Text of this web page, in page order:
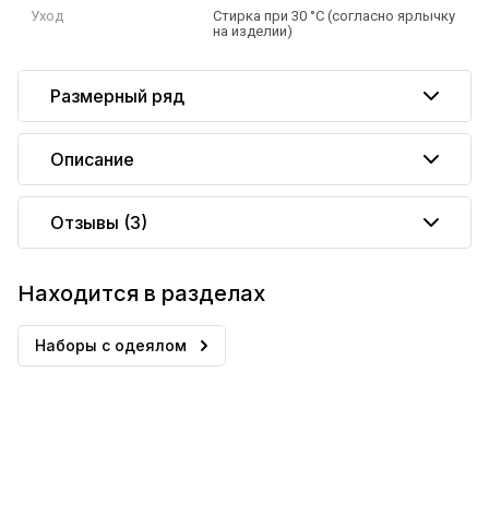
Уход
Стирка при 30 °С (согласно ярлычку
на изделии)
Размерный ряд
Описание
Отзывы (3)
Находится в разделах
Наборы с одеялом